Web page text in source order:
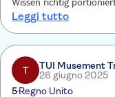
Wissen richtig
Mass an Humor. Die
war, dass der Fahrer in
dort für den gesamten
Tag mit vielen schönen
Dank!
Leggi tutto
T
TUI Musement
26 giugno 2025
5Regno Unito